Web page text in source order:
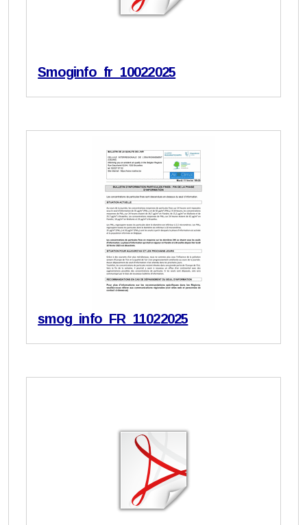
Smoginfo_fr_10022025
smog_info_FR_11022025